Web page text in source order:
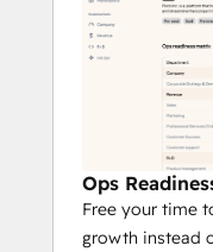
round or
move faster
Ops
Free your time
growth instead